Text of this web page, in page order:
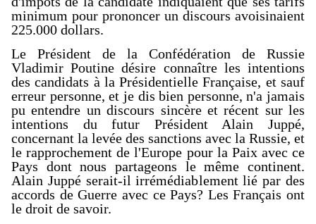
minimum pour prononcer un discours avoisinaient
225.000 dollars.
Le Président de la Confédération de Russie
Vladimir Poutine désire connaître les intentions
des candidats à la Présidentielle Française, et sauf
erreur personne, et je dis bien personne, n'a jamais
pu entendre un discours sincère et récent sur les
intentions du futur Président Alain Juppé,
concernant la levée des sanctions avec la Russie, et
le rapprochement de l'Europe pour la Paix avec ce
Pays dont nous partageons le même continent.
Alain Juppé serait-il irrémédiablement lié par des
accords de Guerre avec ce Pays? Les Français ont
le droit de savoir.